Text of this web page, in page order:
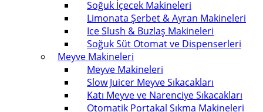
Soğuk İçecek Makineleri
Limonata Şerbet & Ayran Makineleri
Ice Slush & Buzlaş Makineleri
Soğuk Süt Otomat ve Dispenserleri
Meyve Makineleri
Meyve Makineleri
Slow Juicer Meyve Sıkacakları
Katı Meyve ve Narenciye Sıkacakları
Otomatik Portakal Sıkma Makineleri